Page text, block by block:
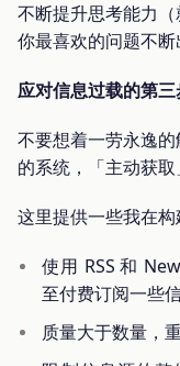
不断提升思考能力（
你最喜欢的问题不断
应对信息过载的第
不要想着一劳永逸
的系统，「主动获取
这里提供一些我在
使用 RSS 和
至付费订阅一些
质量大于数量，